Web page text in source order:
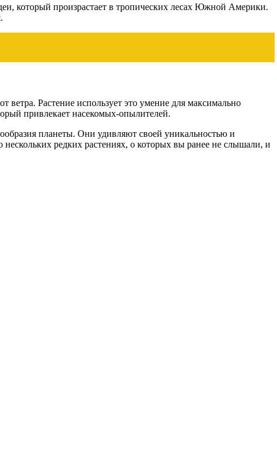
который произрастает в тропических лесах Южной Америки.
ветра. Растение использует это умение для максимально
привлекает насекомых-опылителей.
планеты. Они удивляют своей уникальностью и
редких растениях, о которых вы ранее не слышали, и